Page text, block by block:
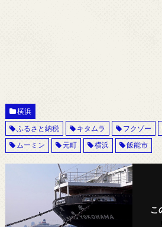
横浜
ふるさと納税
キタムラ フクゾー
ムーミン
元町 横浜 飯能市
こ